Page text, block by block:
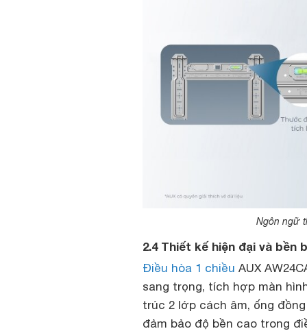
Ngôn ngữ
2.4 Thiết kế hiện đại và bền
Điều hòa 1 chiều AUX
sang trọng, tích hợp màn
trúc 2 lớp cách âm, ống
đảm bảo độ bền cao trong